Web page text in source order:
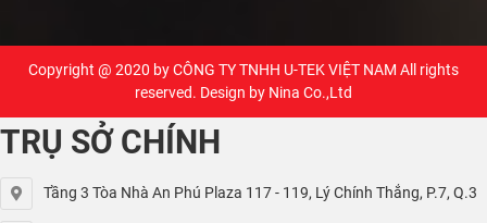
Copyright @ 2020 byCÔNG TY TNHH U-TEK VIỆT NAM All rights
reserved. Design by Nina Co.,Ltd
TRỤ SỞ CHÍNH
Tầng 3 Tòa Nhà An Phú Plaza 117 - 119, Lý Chính Thắng, P.7, Q.3